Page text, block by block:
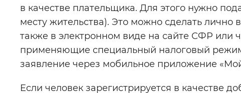
в качестве плательщика. Для этого нужно
месту жительства). Это можно сделать лично
также в электронном виде на сайте СФР или
применяющие специальный налоговый
заявление через мобильное приложение
Если человек зарегистрируется в качестве